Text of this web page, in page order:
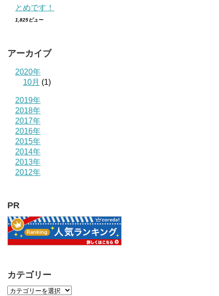
とめです！
1,825ビュー
アーカイブ
2020年
10月 (1)
2019年
2018年
2017年
2016年
2015年
2014年
2013年
2012年
PR
カテゴリー